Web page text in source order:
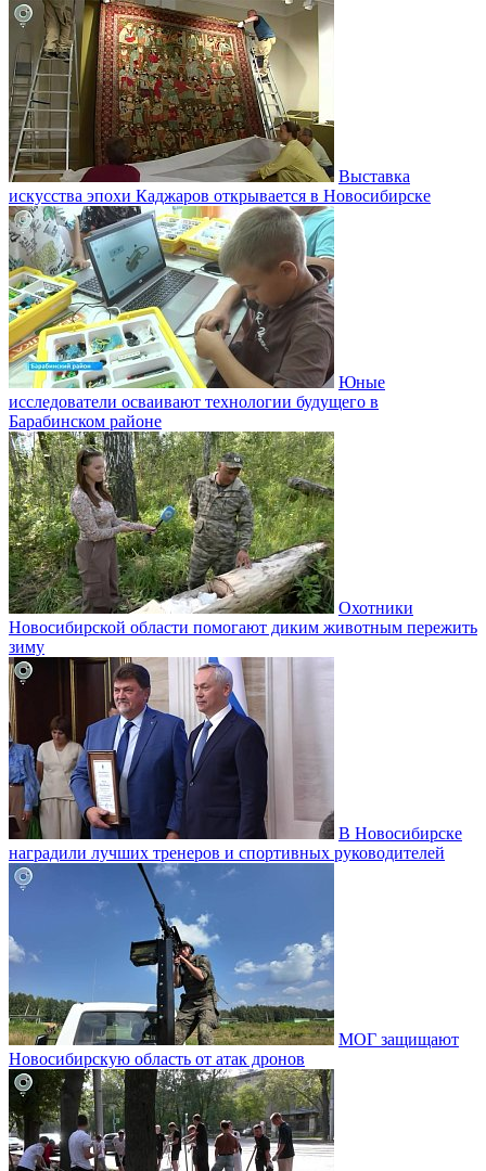
Выставка
искусства эпохи Каджаров открывается в Новосибирске
Юные
исследователи осваивают технологии будущего в
Барабинском районе
Охотники
Новосибирской области помогают диким животным пережить
зиму
В Новосибирске
наградили лучших тренеров и спортивных руководителей
МОГ защищают
Новосибирскую область от атак дронов